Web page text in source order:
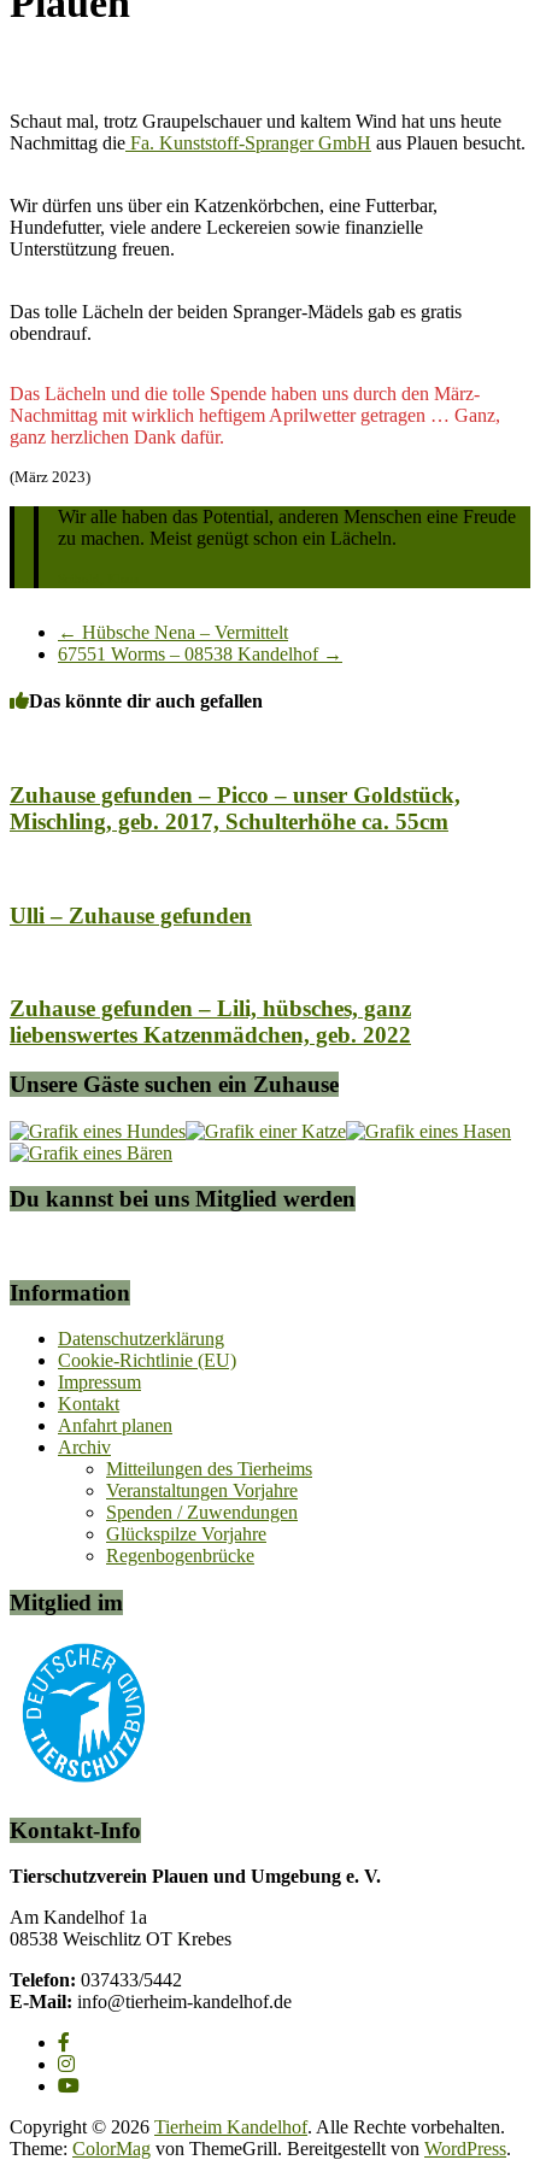
Schaut mal, trotz Graupelschauer und kaltem Wind hat uns heute
Nachmittag die Fa. Kunststoff-Spranger GmbH aus Plauen besucht.
Wir dürfen uns über ein Katzenkörbchen, eine Futterbar,
Hundefutter, viele andere Leckereien sowie finanzielle
Unterstützung freuen.
Das tolle Lächeln der beiden Spranger-Mädels gab es gratis
obendrauf.
Das Lächeln und die tolle Spende haben uns durch den März-
Nachmittag mit wirklich heftigem Aprilwetter getragen … Ganz,
ganz herzlichen Dank dafür.
(März 2023)
Wir alle haben das Potential, anderen Menschen eine Freude
zu machen. Meist genügt schon ein Lächeln.
← Hübsche Nena – Vermittelt
67551 Worms – 08538 Kandelhof →
Das könnte dir auch gefallen
Zuhause gefunden – Picco – unser Goldstück,
Mischling, geb. 2017, Schulterhöhe ca. 55cm
Ulli – Zuhause gefunden
Zuhause gefunden – Lili, hübsches, ganz
liebenswertes Katzenmädchen, geb. 2022
Unsere Gäste suchen ein Zuhause
Du kannst bei uns Mitglied werden
Information
Datenschutzerklärung
Cookie-Richtlinie (EU)
Impressum
Kontakt
Anfahrt planen
Archiv
Mitteilungen des Tierheims
Veranstaltungen Vorjahre
Spenden / Zuwendungen
Glückspilze Vorjahre
Regenbogenbrücke
Mitglied im
Kontakt-Info
Tierschutzverein Plauen und Umgebung e. V.
Am Kandelhof 1a
08538 Weischlitz OT Krebes
Telefon: 037433/5442
E-Mail: info@tierheim-kandelhof.de
Copyright © 2026 Tierheim Kandelhof. Alle Rechte vorbehalten.
Theme: ColorMag von ThemeGrill. Bereitgestellt von WordPress.